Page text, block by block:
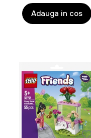
exterior, toate sunt
de viata activ si
jucarii
alte produse
surprize de zi cu zi.
distractia cu
calitate, siguranta si
Alege din gama
Adauga in cos